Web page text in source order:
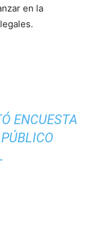
en la
ENCUESTA